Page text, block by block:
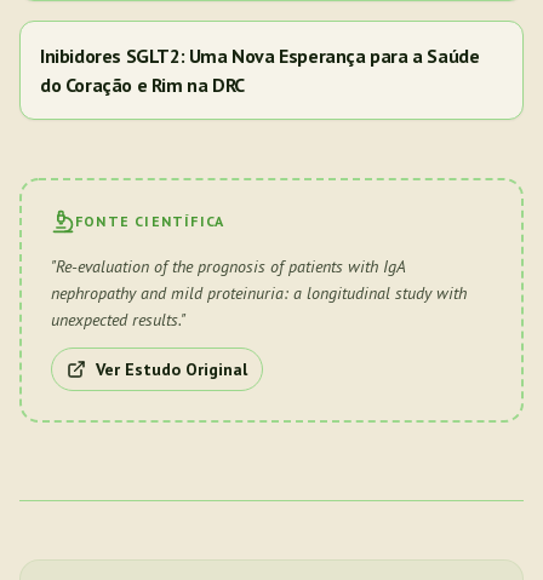
Inibidores SGLT2: Uma Nova Esperança para a Saúde
do Coração e Rim na DRC
FONTE CIENTÍFICA
"Re-evaluation of the prognosis of patients with IgA
nephropathy and mild proteinuria: a longitudinal study with
unexpected results."
Ver Estudo Original